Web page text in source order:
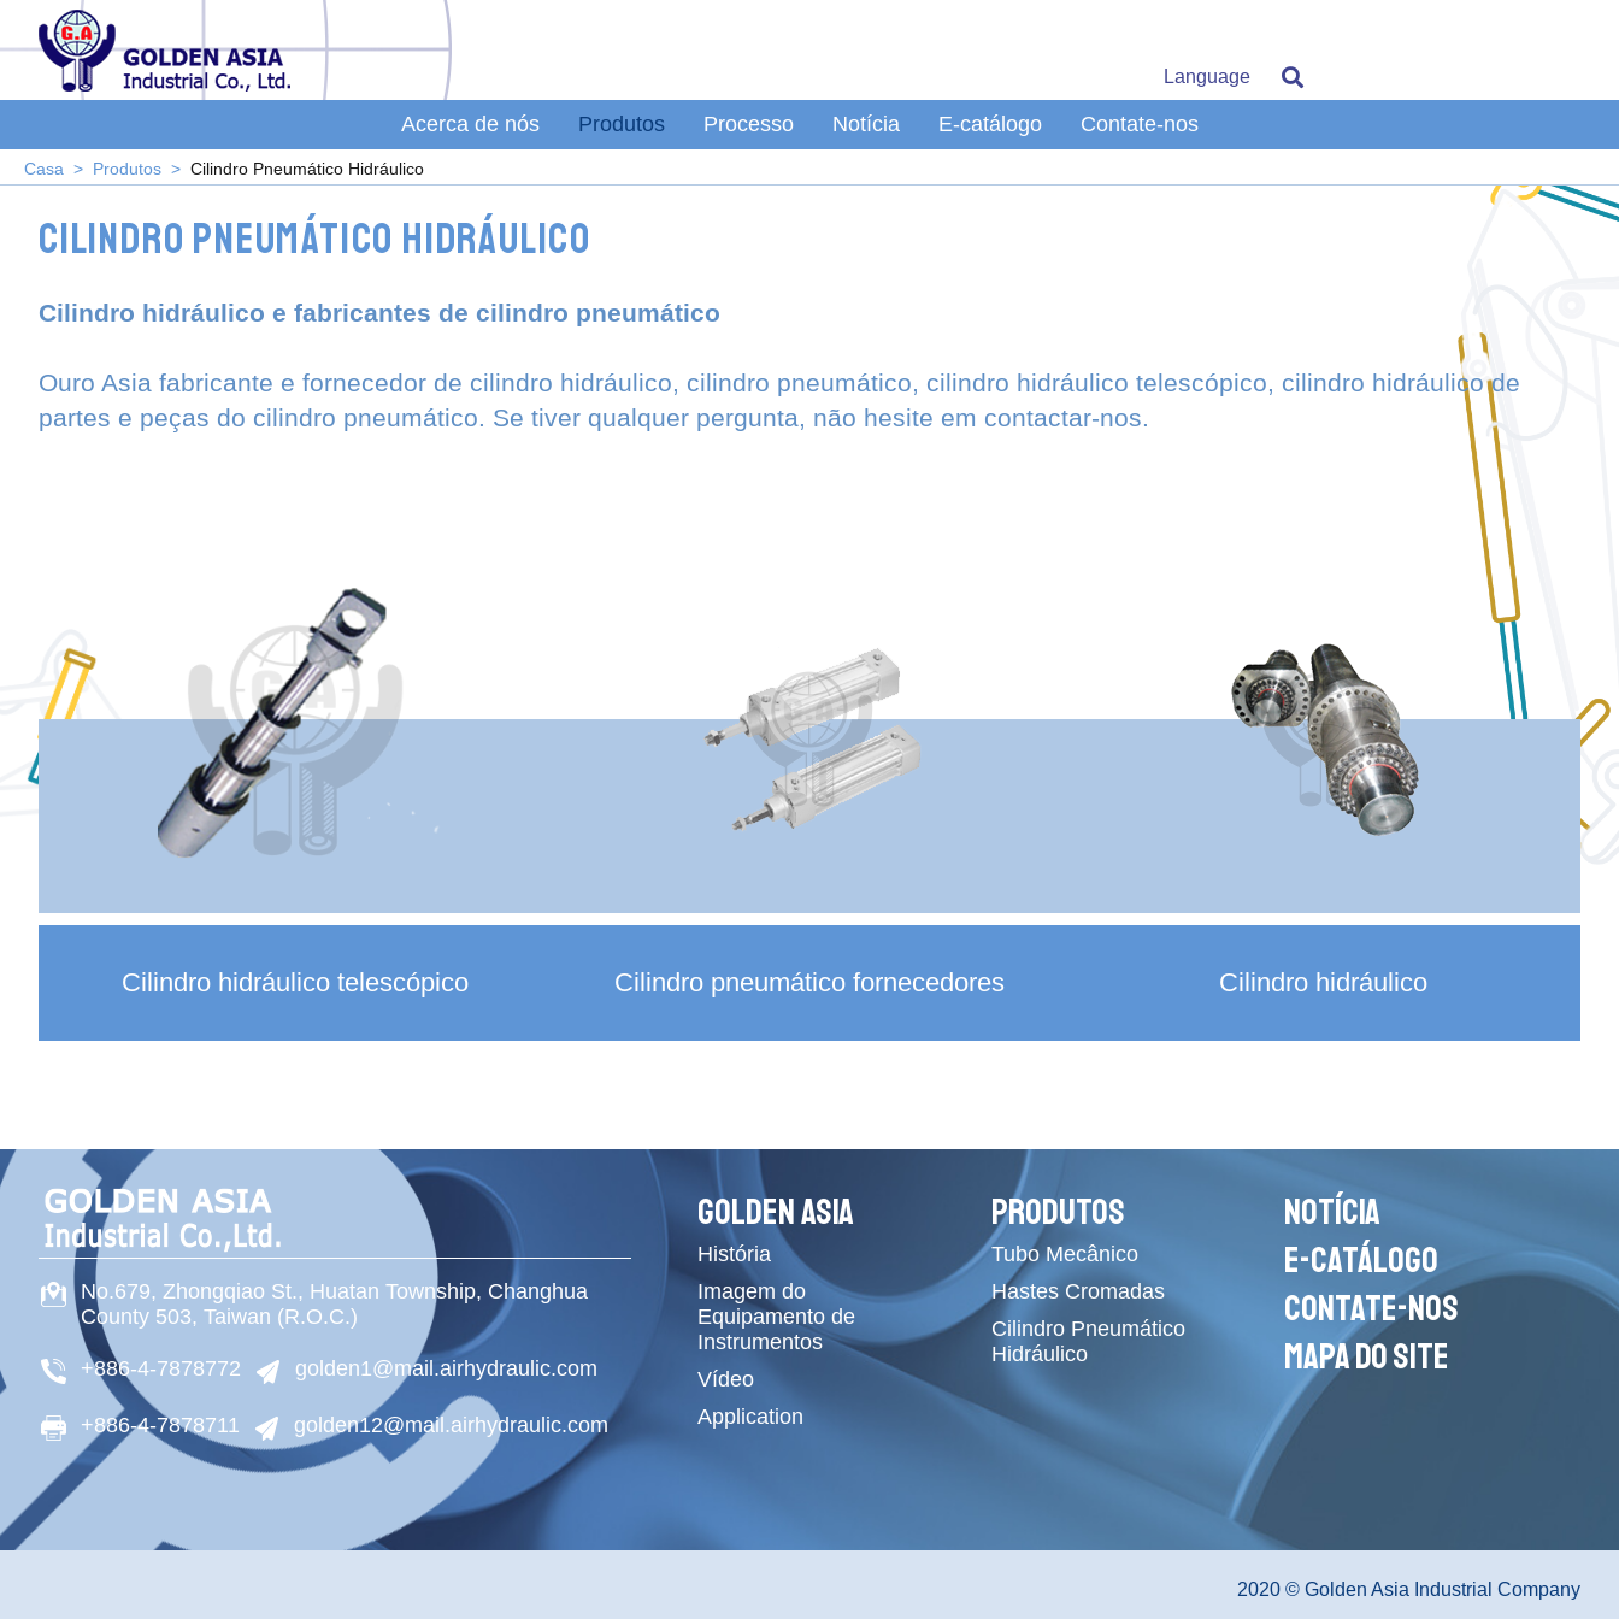
Language
Acerca de nós Produtos Processo Notícia E-catálogo Contate-nos
Casa Produtos Cilindro Pneumático Hidráulico
Cilindro pneumático hidráulico
Cilindro hidráulico e fabricantes de cilindro pneumático
Ouro Asia fabricante e fornecedor de cilindro hidráulico, cilindro pneumático, cilindro hidráulico telescópico, cilindro hidráulico de
partes e peças do cilindro pneumático. Se tiver qualquer pergunta, não hesite em contactar-nos.
Cilindro hidráulico telescópico Cilindro pneumático fornecedores Cilindro hidráulico
No.679, Zhongqiao St., Huatan Township, Changhua
County 503, Taiwan (R.O.C.)
+886-4-7878772 golden1@mail.airhydraulic.com
+886-4-7878711 golden12@mail.airhydraulic.com
GOLDEN ASIA
História
Imagem do
Equipamento de
Instrumentos
Vídeo
Application
PRODUTOS
Tubo Mecânico
Hastes Cromadas
Cilindro Pneumático
Hidráulico
NOTÍCIA
E-CATÁLOGO
CONTATE-NOS
MAPA DO SITE
2020 © Golden Asia Industrial Company